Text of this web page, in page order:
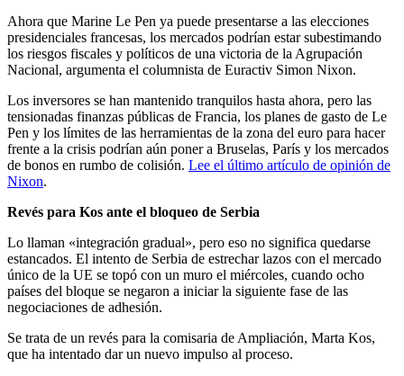
Ahora que Marine Le Pen ya puede presentarse a las elecciones
presidenciales francesas, los mercados podrían estar subestimando
los riesgos fiscales y políticos de una victoria de la Agrupación
Nacional, argumenta el columnista de Euractiv Simon Nixon.
Los inversores se han mantenido tranquilos hasta ahora, pero las
tensionadas finanzas públicas de Francia, los planes de gasto de Le
Pen y los límites de las herramientas de la zona del euro para hacer
frente a la crisis podrían aún poner a Bruselas, París y los mercados
de bonos en rumbo de colisión. Lee el último artículo de opinión de
Nixon.
Revés para Kos ante el bloqueo de Serbia
Lo llaman «integración gradual», pero eso no significa quedarse
estancados. El intento de Serbia de estrechar lazos con el mercado
único de la UE se topó con un muro el miércoles, cuando ocho
países del bloque se negaron a iniciar la siguiente fase de las
negociaciones de adhesión.
Se trata de un revés para la comisaria de Ampliación, Marta Kos,
que ha intentado dar un nuevo impulso al proceso.